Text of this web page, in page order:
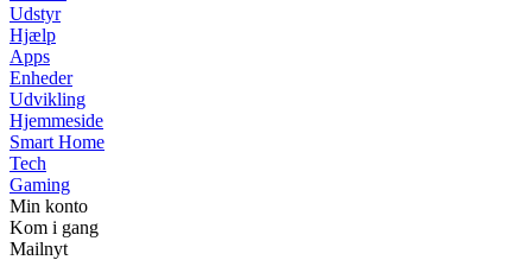
Udstyr
Hjælp
Apps
Enheder
Udvikling
Hjemmeside
Smart Home
Tech
Gaming
Min konto
Kom i gang
Mailnyt